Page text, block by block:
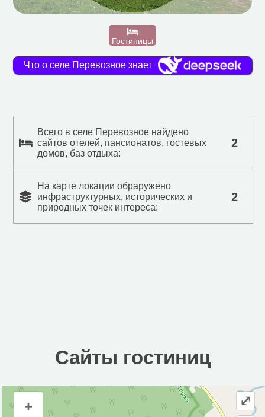
Гостиницы
Что о селе Перевозное знает
Всего в селе Перевозное найдено
сайтов отелей, пансионатов, гостевых
домов, баз отдыха:
2
На карте локации обраружено
инфраструктурных, исторических и
природных точек интереса:
2
Сайты гостиниц
+
⤢